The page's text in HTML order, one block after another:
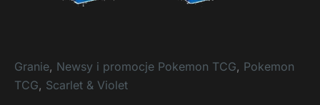
Granie, Newsy i promocje Pokemon TCG, Pokemon
TCG, Scarlet & Violet